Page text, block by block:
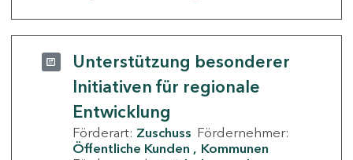
Unterstützung besonderer
Initiativen für regionale
Entwicklung
Förderart: Zuschuss Fördernehmer:
Öffentliche Kunden
Kommunen